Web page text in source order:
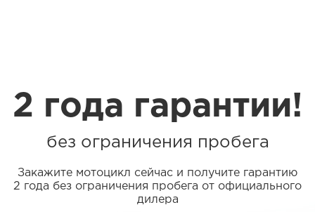
2 года гарантии!
без ограничения пробега
Закажите мотоцикл сейчас и получите гарантию
2 года без ограничения пробега от официального
дилера